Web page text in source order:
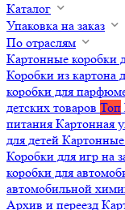
Каталог
Упаковка на заказ
По отраслям
Картонные коробки
Коробки из картона
коробки для
детских товаров Топ
питания Картонная
для детей Картонные
Коробки для игр на
коробки для
автомобильной
Архив и переезд